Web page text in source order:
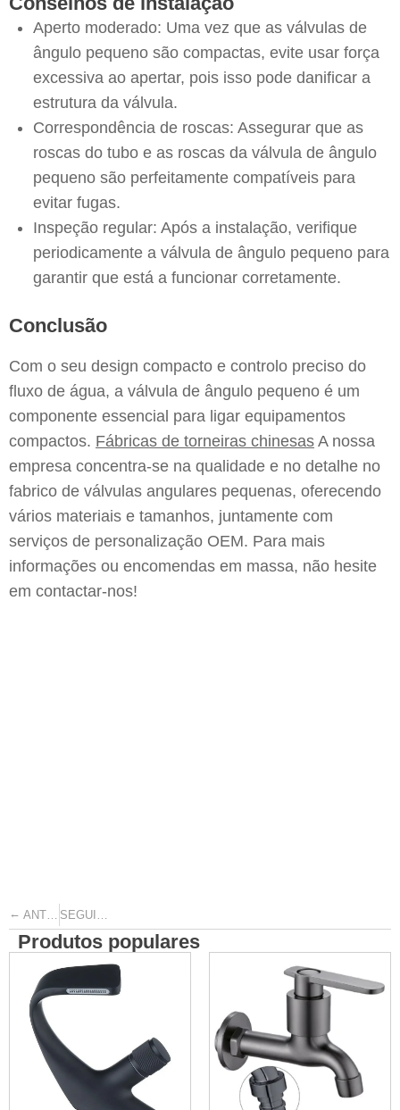
Aperto moderado: Uma vez que as válvulas de
ângulo pequeno são compactas, evite usar força
excessiva ao apertar, pois isso pode danificar a
estrutura da válvula.
Correspondência de roscas: Assegurar que as
roscas do tubo e as roscas da válvula de ângulo
pequeno são perfeitamente compatíveis para
evitar fugas.
Inspeção regular: Após a instalação, verifique
periodicamente a válvula de ângulo pequeno para
garantir que está a funcionar corretamente.
Conclusão
Com o seu design compacto e controlo preciso do
fluxo de água, a válvula de ângulo pequeno é um
componente essencial para ligar equipamentos
compactos. Fábricas de torneiras chinesas A nossa
empresa concentra-se na qualidade e no detalhe no
fabrico de válvulas angulares pequenas, oferecendo
vários materiais e tamanhos, juntamente com
serviços de personalização OEM. Para mais
informações ou encomendas em massa, não hesite
em contactar-nos!
← ANTERIOR SEGUINTE
Produtos populares